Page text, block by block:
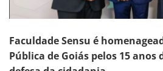
Faculdade Sensu é
Pública de Goiás pelos 15 anos